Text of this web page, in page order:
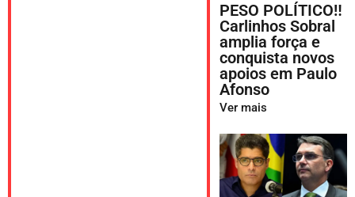
PESO POLÍTICO‼️
Carlinhos Sobral
amplia força e
conquista novos
apoios em Paulo
Afonso
Ver mais